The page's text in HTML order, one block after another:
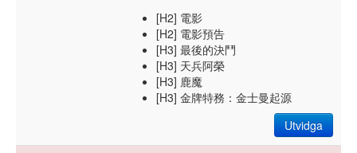
[H2] 電影
[H2] 電影預告
[H3] 最後的決鬥
[H3] 天兵阿榮
[H3] 鹿魔
[H3] 金牌特務：金士曼起源
Utvidga